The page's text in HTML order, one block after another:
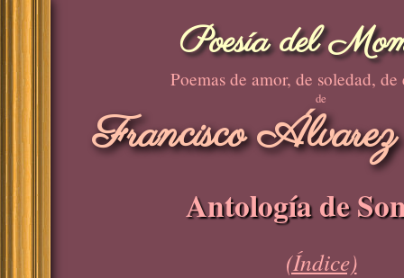
Poesía del
Poemas de amor, de soledad, de
de
Francisco
Antología de
(Índice)